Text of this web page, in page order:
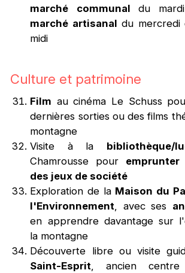
marché communal du
marché artisanal du mercredi
midi
Culture et patrimoine
Film au cinéma Le Schuss
dernières sorties ou des films
montagne
Visite à la bibliothèque/
Chamrousse pour
des jeux de société
Exploration de la Maison du
l'Environnement, avec ses
en apprendre davantage sur
la montagne
Découverte libre ou visite
Saint-Esprit, ancien centre